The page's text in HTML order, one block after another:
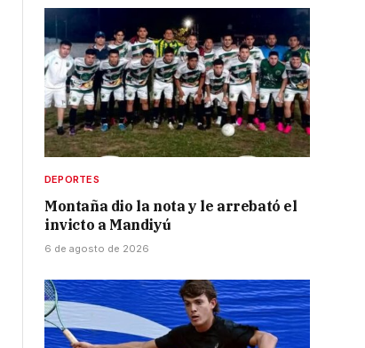
DEPORTES
Montaña dio la nota y le arrebató el
invicto a Mandiyú
6 de agosto de 2026